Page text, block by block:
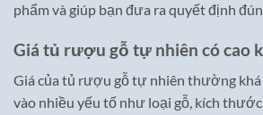
phẩm và giúp bạn đưa ra quyết định
Giá tủ rượu gỗ tự nhiên có cao
Giá của tủ rượu gỗ tự nhiên thường khá
vào nhiều yếu tố như loại gỗ, kích